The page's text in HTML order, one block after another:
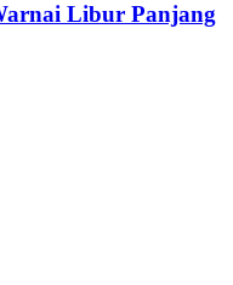
Libur Panjang